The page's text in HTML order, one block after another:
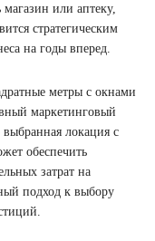
или аптеку,
стратегическим
на годы вперед.
метры с окнами
маркетинговый
локация с
обеспечить
затрат на
подход к выбору